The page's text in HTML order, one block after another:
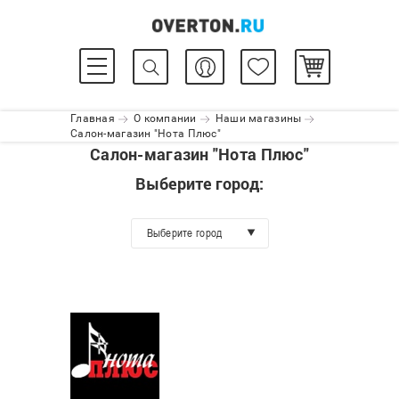
Главная О компании
Наши магазины
Салон-магазин "Нота Плюс"
Салон-магазин "Нота Плюс"
Выберите город:
Выберите город